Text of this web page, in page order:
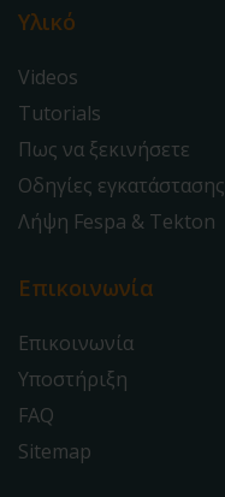
Υλικό
Videos
Tutorials
Πως να ξεκινήσετε
Οδηγίες εγκατάστασης
Λήψη Fespa & Tekton
Επικοινωνία
Επικοινωνία
Υποστήριξη
FAQ
Sitemap